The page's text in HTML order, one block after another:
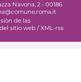
Navona, 2 - 00186
de las
sitio web /XML-rss